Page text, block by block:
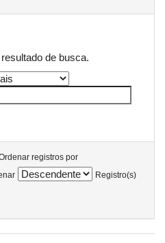
de busca.
registros por
Registro(s)